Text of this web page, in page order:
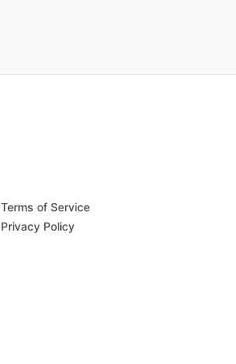
Terms of Service
Privacy Policy